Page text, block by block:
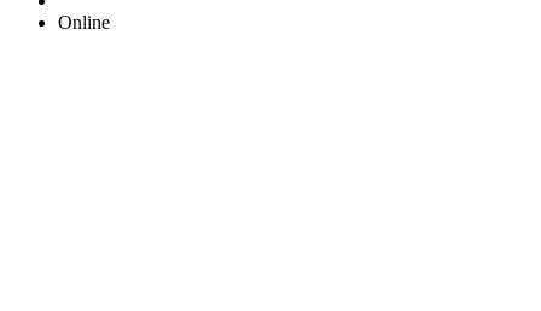
Online